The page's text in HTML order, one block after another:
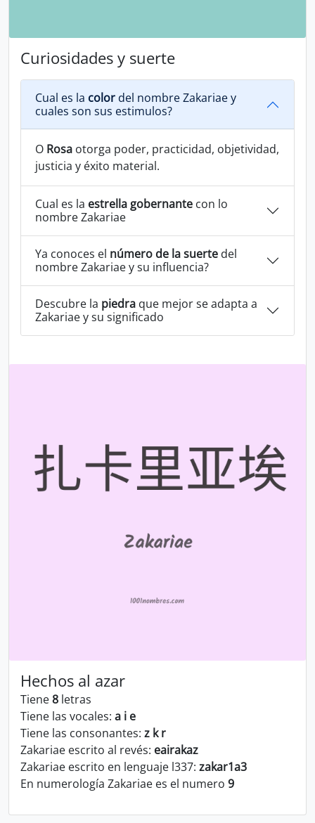
Curiosidades y suerte
Cual es la color del nombre Zakariae y
cuales son sus estimulos?
O Rosa otorga poder, practicidad, objetividad,
justicia y éxito material.
Cual es la estrella gobernante con lo
nombre Zakariae
Ya conoces el número de la suerte del
nombre Zakariae y su influencia?
Descubre la piedra que mejor se adapta a
Zakariae y su significado
Hechos al azar
Tiene8 letras
Tiene las vocales: a i e
Tiene las consonantes: z k r
Zakariae escrito al revés: eairakaz
Zakariae escrito en lenguaje l337: zakar1a3
En numerología Zakariae es el numero 9